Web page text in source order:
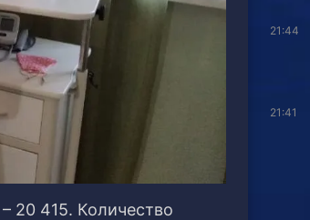
20 415. Количество
21:44
21:41